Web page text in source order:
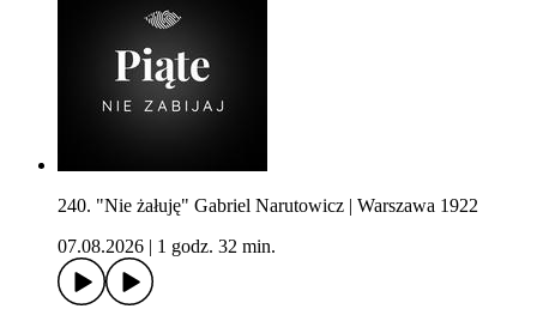
240. "Nie żałuję" Gabriel Narutowicz | Warszawa 1922
07.08.2026
1 godz. 32 min.